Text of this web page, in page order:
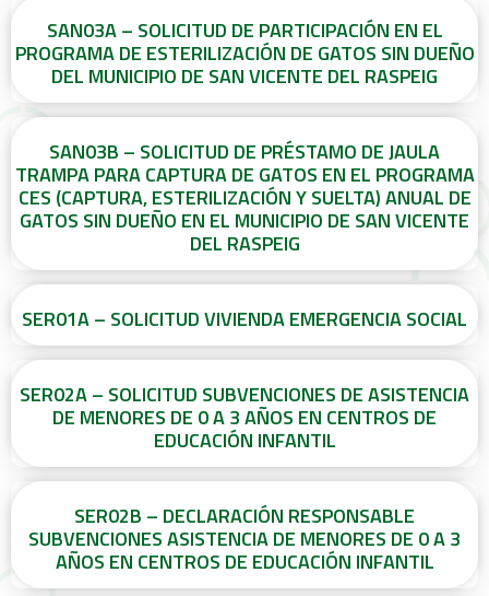
SAN03A – SOLICITUD DE PARTICIPACIÓN EN EL
PROGRAMA DE ESTERILIZACIÓN DE GATOS SIN DUEÑO
DEL MUNICIPIO DE SAN VICENTE DEL RASPEIG
SAN03B – SOLICITUD DE PRÉSTAMO DE JAULA
TRAMPA PARA CAPTURA DE GATOS EN EL PROGRAMA
CES (CAPTURA, ESTERILIZACIÓN Y SUELTA) ANUAL DE
GATOS SIN DUEÑO EN EL MUNICIPIO DE SAN VICENTE
DEL RASPEIG
SER01A – SOLICITUD VIVIENDA EMERGENCIA SOCIAL
SER02A – SOLICITUD SUBVENCIONES DE ASISTENCIA
DE MENORES DE 0 A 3 AÑOS EN CENTROS DE
EDUCACIÓN INFANTIL
SER02B – DECLARACIÓN RESPONSABLE
SUBVENCIONES ASISTENCIA DE MENORES DE 0 A 3
AÑOS EN CENTROS DE EDUCACIÓN INFANTIL